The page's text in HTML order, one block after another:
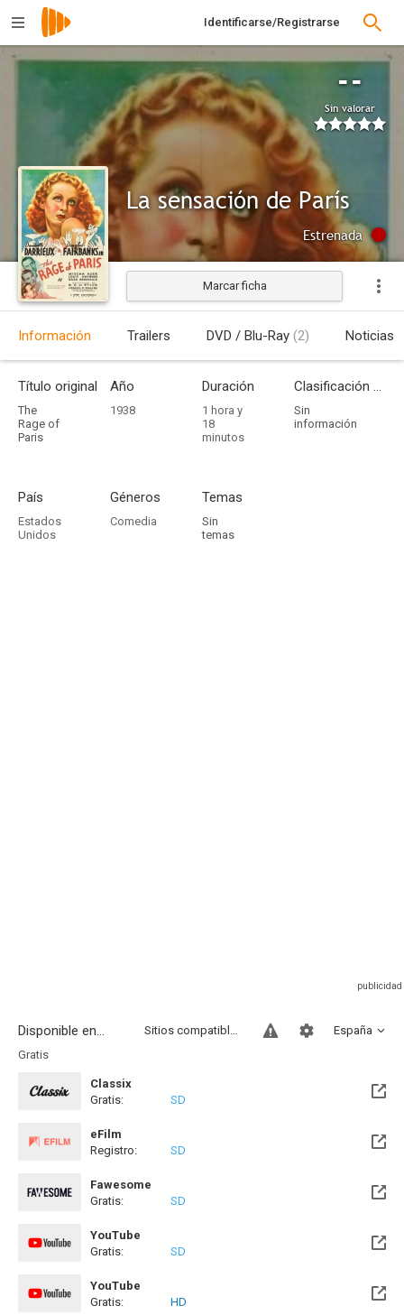
Identificarse/Registrarse
--
Sin valorar
La sensación de París
Estrenada
Marcar ficha
Información Trailers DVD / Blu-Ray (2) Noticias
Título original
The
Rage of
Paris
Año
1938
Duración
1 hora y
18
minutos
Clasificación por edades
Sin
información
País
Estados
Unidos
Géneros
Comedia
Temas
Sin
temas
Disponible en... España
Sitios compatibles
Gratis
Classix
Gratis:
SD
eFilm
Registro:
SD
Fawesome
Gratis:
SD
YouTube
Gratis:
SD
YouTube
Gratis:
HD